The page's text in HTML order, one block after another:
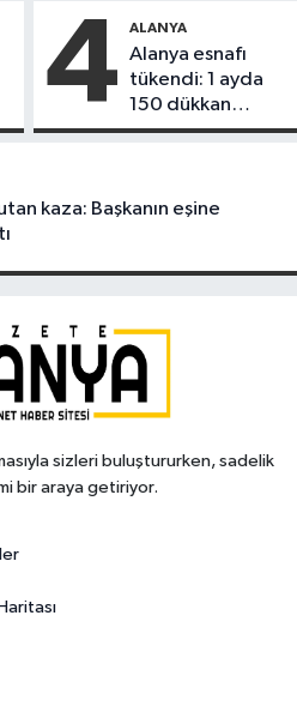
4 ALANYA
Alanya esnafı
tükendi: 1 ayda
150 dükkan
kapandı
kaza: Başkanın eşine
sizleri buluştururken, sadelik
bir araya getiriyor.